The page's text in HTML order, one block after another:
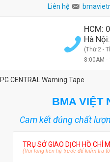
Liên hệ
HCM:
Hà
(Thứ 2 -
8:00AM -
CENTRAL Warning Tape
BMA VIỆT
Cam kết đúng chất
TRỤ SỞ GIAO DỊCH HỒ CHÍ
(Vui lòng liên hệ trước để kiểm tra